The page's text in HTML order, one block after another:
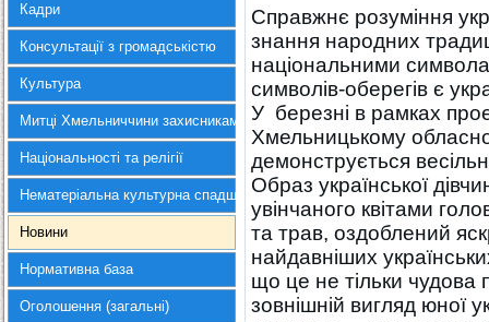
Кадри
Консультації з громадськістю
Культура
Митці Хмельниччини захисникам України
Національності та релігії
Нематеріальна культурна спадщина
Новини
Нормативна база
Оголошення (загальні)
Справжнє розуміння
знання народних
національними
символів-оберегів є
У березні в рамках
Хмельницькому
демонструється
Образ української
увінчаного квітами
та трав, оздоблений
найдавніших
що це не тільки чудова
зовнішній вигляд юної